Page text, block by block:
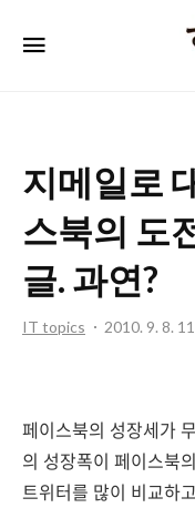
지메일로
스북의 도
글. 과연?
IT topics 2010. 9. 8.
페이스북의 성장세가
의 성장폭이 페이스북
트위터를 많이 비교하